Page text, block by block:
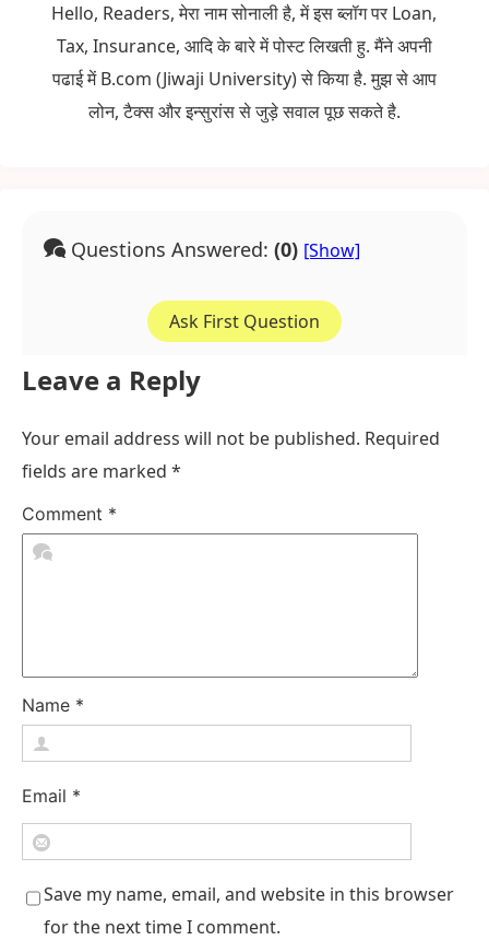
Hello, Readers, मेरा नाम सोनाली है, में इस ब्लॉग पर Loan,
Tax, Insurance, आदि के बारे में पोस्ट लिखती हु. मैंने अपनी
पढाई में B.com (Jiwaji University) से किया है. मुझ से आप
लोन, टैक्स और इन्सुरांस से जुड़े सवाल पूछ सकते है.
Questions Answered: (0)
Ask First Question
Leave a Reply
Your email address will not be published. Required
fields are marked *
Comment *
Name *
Email *
Save my name, email, and website in this browser
for the next time I comment.